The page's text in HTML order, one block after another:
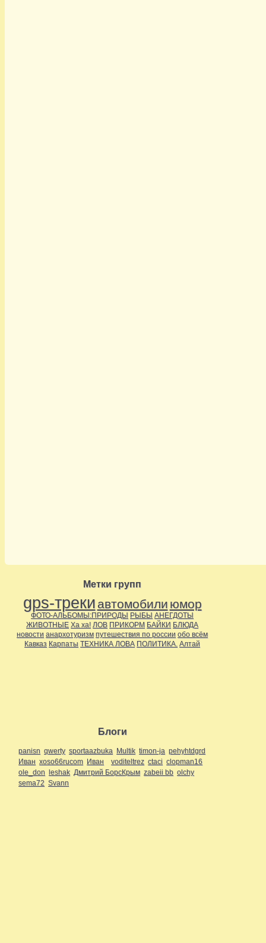
Метки групп
gps-треки автомобили юмор
ФОТО-АЛЬБОМЫ:ПРИРОДЫ РЫБЫ АНЕГДОТЫ
ЖИВОТНЫЕ Ха ха! ЛОВ ПРИКОРМ БАЙКИ БЛЮДА
новости анархотуризм путешествия по россии обо всём
Кавказ Карпаты ТЕХНИКА ЛОВА ПОЛИТИКА. Алтай
Блоги
panisn qwerty sportaazbuka Multik timon-ja pehyhtdgrd
Иван xoso66rucom Иван voditeltrez ctaci clopman16
ole_don leshak Дмитрий БорсКрым zabeii bb olchy
sema72 Svann